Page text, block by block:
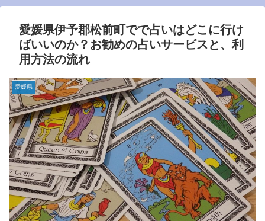
愛媛県伊予郡松前町でで占いはどこに行け
ばいいのか？お勧めの占いサービスと、利
用方法の流れ
愛媛県